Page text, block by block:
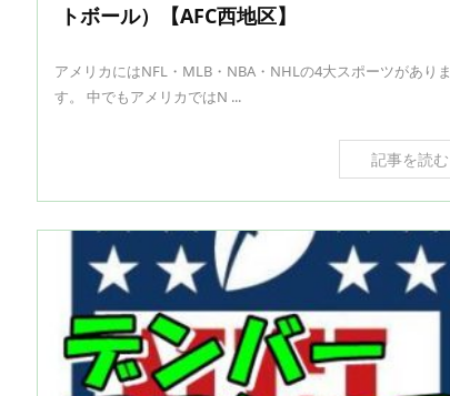
トボール）【AFC西地区】
アメリカにはNFL・MLB・NBA・NHLの4大スポーツがありま
す。 中でもアメリカではN ...
記事を読む